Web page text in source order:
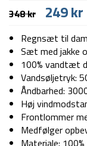
348kr Den
pris
var:
348 kr.
249kr
Regnsæt til
Sæt med jakke
100% vandtæt
Vandsøljetryk:
Åndbarhed:
Høj
Frontlommer
Medfølger
Materiale: